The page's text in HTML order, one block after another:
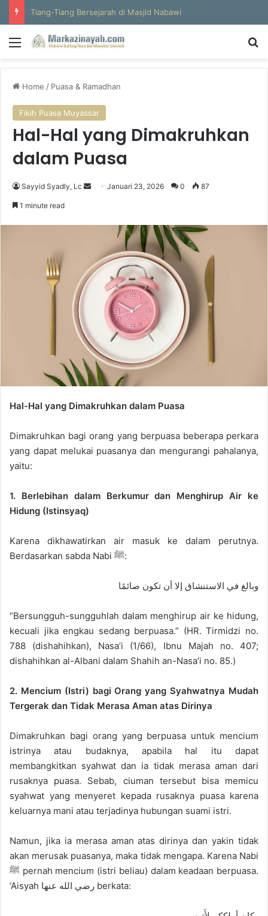
Al-Hajun
Menu
Home / Puasa & Ramadhan
Fikih Puasa Muyassar
Hal-Hal yang Dimakruhkan
dalam Puasa
Sayyid Syadly, Lc
e
Januari 23, 2026 0 87
1 minute read
Hal-Hal yang Dimakruhkan dalam Puasa
Dimakruhkan bagi orang yang berpuasa beberapa perkara
yang dapat melukai puasanya dan mengurangi pahalanya,
yaitu:
1. Berlebihan dalam Berkumur dan Menghirup Air ke
Hidung (Istinsyaq)
Karena dikhawatirkan air masuk ke dalam perutnya.
Berdasarkan sabda Nabi ﷺ:
وبالغ في الاستنشاق إلا أن تكون صائمًا
“Bersungguh-sungguhlah dalam menghirup air ke hidung,
kecuali jika engkau sedang berpuasa.” (HR. Tirmidzi no.
788 (dishahihkan), Nasa’i (1/66), Ibnu Majah no. 407;
dishahihkan al-Albani dalam Shahih an-Nasa’i no. 85.)
2. Mencium (Istri) bagi Orang yang Syahwatnya Mudah
Tergerak dan Tidak Merasa Aman atas Dirinya
Dimakruhkan bagi orang yang berpuasa untuk mencium
istrinya atau budaknya, apabila hal itu dapat
membangkitkan syahwat dan ia tidak merasa aman dari
rusaknya puasa. Sebab, ciuman tersebut bisa memicu
syahwat yang menyeret kepada rusaknya puasa karena
keluarnya mani atau terjadinya hubungan suami istri.
Namun, jika ia merasa aman atas dirinya dan yakin tidak
akan merusak puasanya, maka tidak mengapa. Karena Nabi
ﷺ pernah mencium (istri beliau) dalam keadaan berpuasa.
‘Aisyah رضي الله عنها berkata: